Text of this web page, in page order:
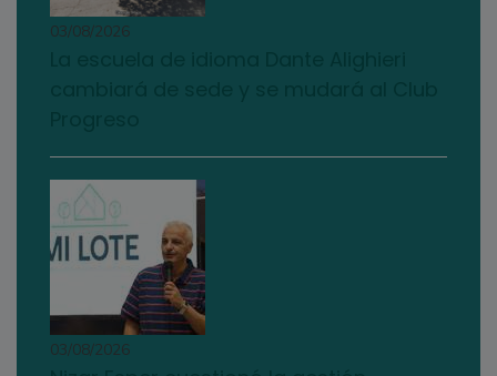
03/08/2026
03/08/2026